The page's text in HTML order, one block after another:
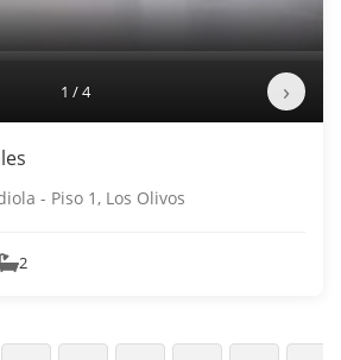
1 / 4 ›
- Piso 1, Los Olivos
2